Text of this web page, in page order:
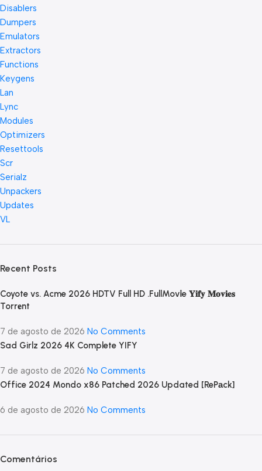
Disablers
Dumpers
Emulators
Extractors
Functions
Keygens
Lan
Lync
Modules
Optimizers
Resettools
Scr
Serialz
Unpackers
Updates
VL
Recent Posts
Coyote vs. Acme 2026 HDTV Full HD .FullMov𝗂e 𝐘𝐢𝐟𝐲 𝐌𝐨𝐯𝐢𝐞𝐬
Torr𝐞nt
7 de agosto de 2026 No Comments
Sad Girlz 2026 4K Complete YIFY
7 de agosto de 2026 No Comments
Office 2024 Mondo x86 Patched 2026 Updated [RePаck]
6 de agosto de 2026 No Comments
Comentários